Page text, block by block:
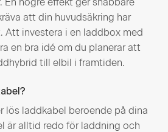
att din huvudsäkring har
Att investera i en laddbox med
en bra idé om du planerar att
till elbil i framtiden​.
lös laddkabel beroende på dina
är alltid redo för laddning och